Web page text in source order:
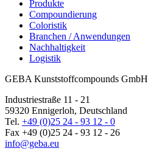
Produkte
Compoundierung
Coloristik
Branchen / Anwendungen
Nachhaltigkeit
Logistik
GEBA Kunststoffcompounds GmbH
Industriestraße 11 - 21
59320 Ennigerloh, Deutschland
Tel. +49 (0)25 24 - 93 12 - 0
Fax +49 (0)25 24 - 93 12 - 26
info@geba.eu